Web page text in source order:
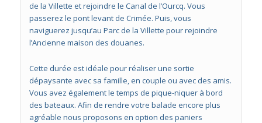
de la Villette et rejoindre le Canal de l’Ourcq. Vous
passerez le pont levant de Crimée. Puis, vous
naviguerez jusqu’au Parc de la Villette pour rejoindre
l’Ancienne maison des douanes.
Cette durée est idéale pour réaliser une sortie
dépaysante avec sa famille, en couple ou avec des amis.
Vous avez également le temps de pique-niquer à bord
des bateaux. Afin de rendre votre balade encore plus
agréable nous proposons en option des paniers